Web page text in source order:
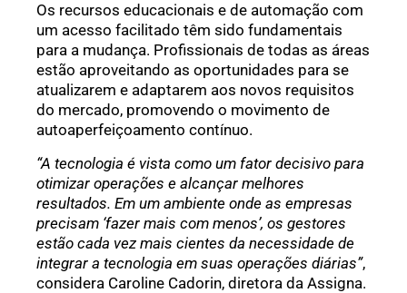
Os recursos educacionais e de automação com
um acesso facilitado têm sido fundamentais
para a mudança. Profissionais de todas as áreas
estão aproveitando as oportunidades para se
atualizarem e adaptarem aos novos requisitos
do mercado, promovendo o movimento de
autoaperfeiçoamento contínuo.
“A tecnologia é vista como um fator decisivo para
otimizar operações e alcançar melhores
resultados. Em um ambiente onde as empresas
precisam ‘fazer mais com menos’, os gestores
estão cada vez mais cientes da necessidade de
integrar a tecnologia em suas operações diárias”,
considera Caroline Cadorin, diretora da Assigna.